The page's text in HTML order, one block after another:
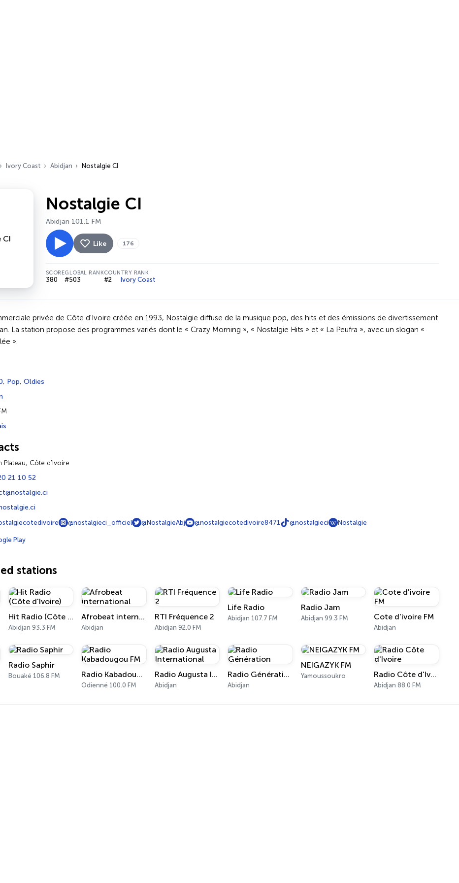
Ivory Coast Abidjan Nostalgie CI
Nostalgie CI
Abidjan 101.1 FM
Like 176
SCORE
380
GLOBAL RANK
#503
COUNTRY RANK
#2 Ivory Coast
privée de Côte d'Ivoire créée en 1993, Nostalgie diffuse de la musique pop, des hits et des émissions de divertissement
La station propose des programmes variés dont le « Crazy Morning », « Nostalgie Hits » et « La Peufra », avec un slogan «
».
, Pop, Oldies
Plateau, Côte d'Ivoire
21 10 52
@nostalgieci_officiel @NostalgieAbj @nostalgiecotedivoire8471 @nostalgieci Nostalgie
Play
stations
Hit Radio (Côte d'Ivoire)
Abidjan 93.3 FM
Afrobeat international
Abidjan
RTI Fréquence 2
Abidjan 92.0 FM
Life Radio
Abidjan 107.7 FM
Radio Jam
Abidjan 99.3 FM Cote d'ivoire FM
Abidjan
Radio Saphir
Bouaké 106.8 FM Radio Kabadougou FM
Odienné 100.0 FM
Radio Augusta International
Abidjan
Radio Génération
Abidjan
NEIGAZYK FM
Yamoussoukro Radio Côte d'Ivoire
Abidjan 88.0 FM